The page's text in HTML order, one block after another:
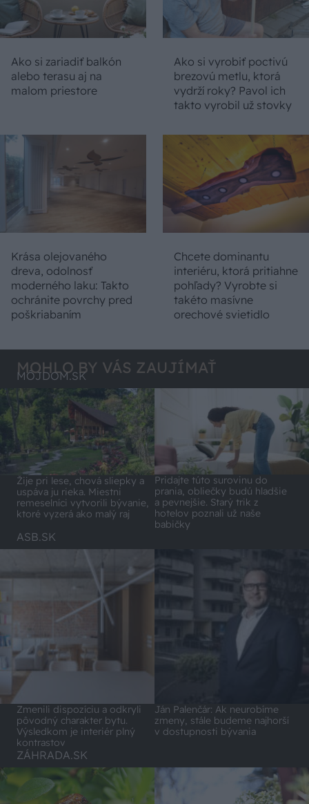
Ako si zariadiť balkón
alebo terasu aj na
malom priestore
Ako si vyrobiť poctivú
brezovú metlu, ktorá
vydrží roky? Pavol ich
takto vyrobil už stovky
Krása olejovaného
dreva, odolnosť
moderného laku: Takto
ochránite povrchy pred
poškriabaním
Chcete dominantu
interiéru, ktorá pritiahne
pohľady? Vyrobte si
takéto masívne
orechové svietidlo
MOHLO BY VÁS ZAUJÍMAŤ
MÔJDOM.SK
Žije pri lese, chová sliepky a
uspáva ju rieka. Miestni
remeselníci vytvorili bývanie,
ktoré vyzerá ako malý raj
Pridajte túto surovinu do
prania, obliečky budú hladšie
a pevnejšie. Starý trik z
hotelov poznali už naše
babičky
ASB.SK
Zmenili dispozíciu a odkryli
pôvodný charakter bytu.
Výsledkom je interiér plný
kontrastov
Ján Palenčár: Ak neurobíme
zmeny, stále budeme najhorší
v dostupnosti bývania
ZÁHRADA.SK